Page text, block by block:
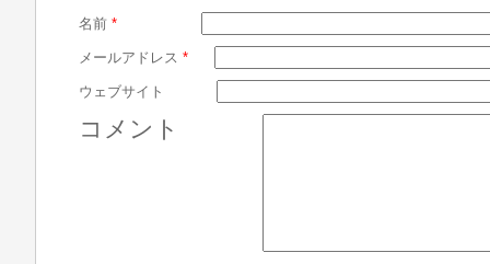
名前 *
メールアドレス *
ウェブサイト
コメント